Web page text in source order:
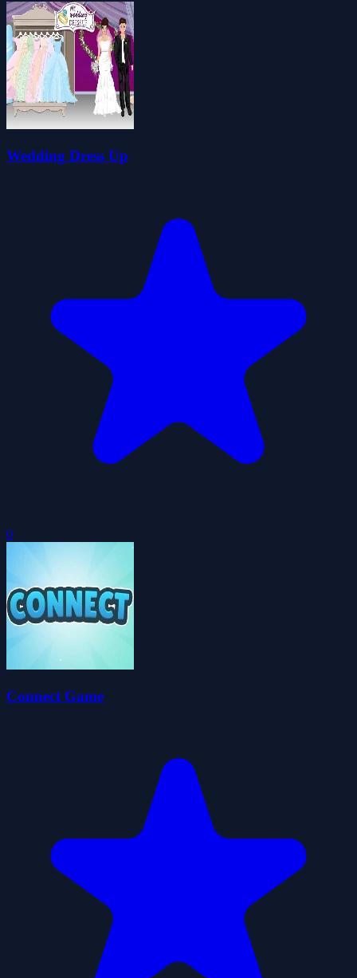
Wedding Dress Up
0
Connect Game